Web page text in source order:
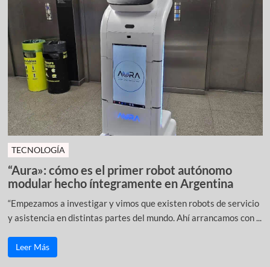
TECNOLOGÍA
“Aura»: cómo es el primer robot autónomo
modular hecho íntegramente en Argentina
“Empezamos a investigar y vimos que existen robots de servicio
y asistencia en distintas partes del mundo. Ahí arrancamos con ...
Leer Más